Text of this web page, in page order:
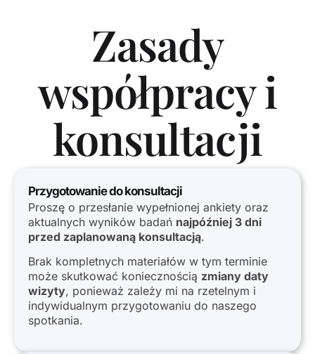
Zasady
współpracy i
konsultacji
Przygotowanie do konsultacji
Proszę o przesłanie wypełnionej ankiety oraz
aktualnych wyników badań najpóźniej 3 dni
przed zaplanowaną konsultacją.
Brak kompletnych materiałów w tym terminie
może skutkować koniecznością zmiany daty
wizyty, ponieważ zależy mi na rzetelnym i
indywidualnym przygotowaniu do naszego
spotkania.